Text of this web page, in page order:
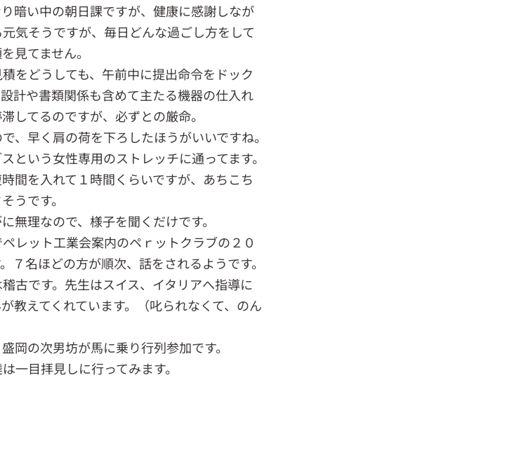
暗い中の朝日課ですが、健康に感謝しなが
気そうですが、毎日どんな過ごし方をして
見てません。
をどうしても、午前中に提出命令をドック
計や書類関係も含めて主たる機器の仕入れ
してるのですが、必ずとの厳命。
、早く肩の荷を下ろしたほうがいいですね。
という女性専用のストレッチに通ってます。
間を入れて１時間くらいですが、あちこち
うです。
無理なので、様子を聞くだけです。
レット工業会案内のペｒットクラブの２０
７名ほどの方が順次、話をされるようです。
古です。先生はスイス、イタリアへ指導に
教えてくれています。（叱られなくて、のん
岡の次男坊が馬に乗り行列参加です。
一目拝見しに行ってみます。